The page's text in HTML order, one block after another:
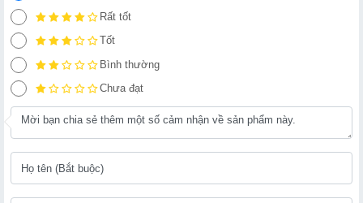
Rất tốt
Tốt
Bình thường
Chưa đạt